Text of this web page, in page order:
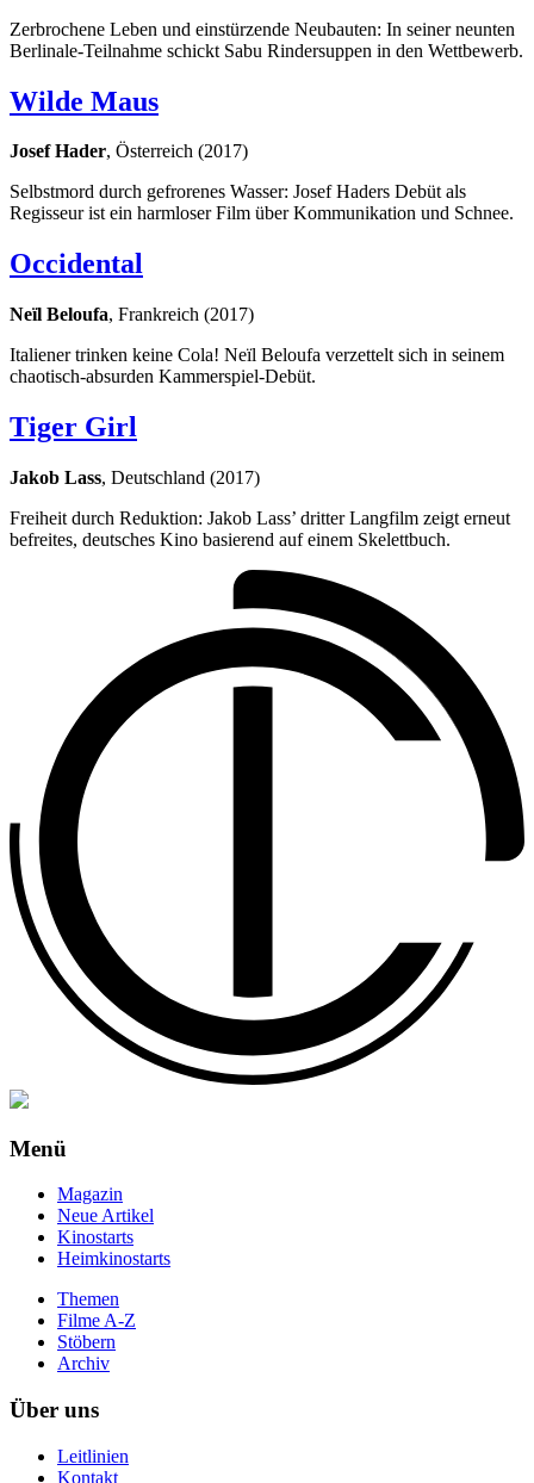
Zerbrochene Leben und einstürzende Neubauten: In seiner neunten
Berlinale-Teilnahme schickt Sabu Rindersuppen in den Wettbewerb.
Wilde Maus
Josef Hader, Österreich (2017)
Selbstmord durch gefrorenes Wasser: Josef Haders Debüt als
Regisseur ist ein harmloser Film über Kommunikation und Schnee.
Occidental
Neïl Beloufa, Frankreich (2017)
Italiener trinken keine Cola! Neïl Beloufa verzettelt sich in seinem
chaotisch-absurden Kammerspiel-Debüt.
Tiger Girl
Jakob Lass, Deutschland (2017)
Freiheit durch Reduktion: Jakob Lass’ dritter Langfilm zeigt erneut
befreites, deutsches Kino basierend auf einem Skelettbuch.
Menü
Magazin
Neue Artikel
Kinostarts
Heimkinostarts
Themen
Filme A-Z
Stöbern
Archiv
Über uns
Leitlinien
Kontakt